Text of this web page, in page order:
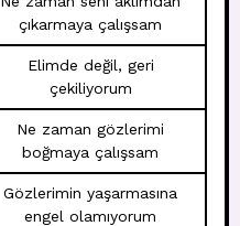
çıkarmaya çalışsam
Elimde değil, geri
çekiliyorum
Ne zaman gözlerimi
boğmaya çalışsam
Gözlerimin yaşarmasına
engel olamıyorum